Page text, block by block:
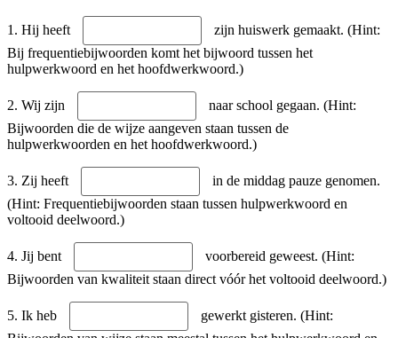
1. Hij heeft
zijn huiswerk gemaakt. (Hint:
Bij frequentiebijwoorden komt het bijwoord tussen het
hulpwerkwoord en het hoofdwerkwoord.)
2. Wij zijn
naar school gegaan. (Hint:
Bijwoorden die de wijze aangeven staan tussen de
hulpwerkwoorden en het hoofdwerkwoord.)
3. Zij heeft
in de middag pauze genomen.
(Hint: Frequentiebijwoorden staan tussen hulpwerkwoord en
voltooid deelwoord.)
4. Jij bent
voorbereid geweest. (Hint:
Bijwoorden van kwaliteit staan direct vóór het voltooid deelwoord.)
5. Ik heb
gewerkt gisteren. (Hint: